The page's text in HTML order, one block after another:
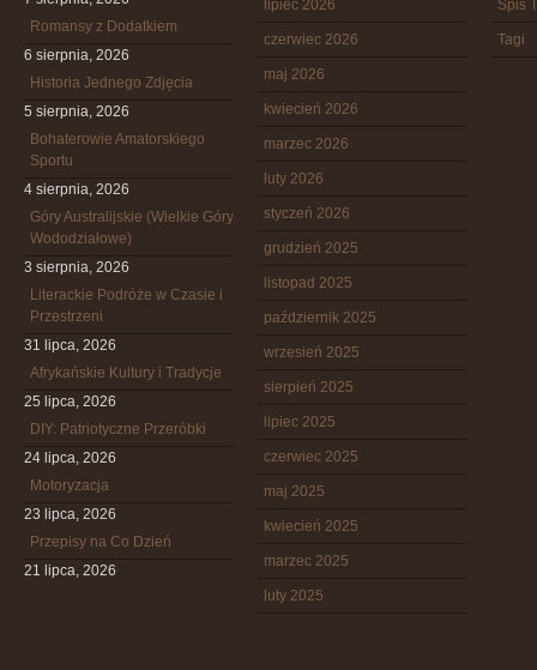
Romansy z Dodatkiem
6 sierpnia, 2026
Historia Jednego Zdjęcia
5 sierpnia, 2026
Bohaterowie Amatorskiego
Sportu
4 sierpnia, 2026
Góry Australijskie (Wielkie Góry
Wododziałowe)
3 sierpnia, 2026
Literackie Podróże w Czasie i
Przestrzeni
31 lipca, 2026
Afrykańskie Kultury i Tradycje
25 lipca, 2026
DIY: Patriotyczne Przeróbki
24 lipca, 2026
Motoryzacja
23 lipca, 2026
Przepisy na Co Dzień
21 lipca, 2026
lipiec 2026
czerwiec 2026
maj 2026
kwiecień 2026
marzec 2026
luty 2026
styczeń 2026
grudzień 2025
listopad 2025
październik 2025
wrzesień 2025
sierpień 2025
lipiec 2025
czerwiec 2025
maj 2025
kwiecień 2025
marzec 2025
luty 2025
Spis
Tagi